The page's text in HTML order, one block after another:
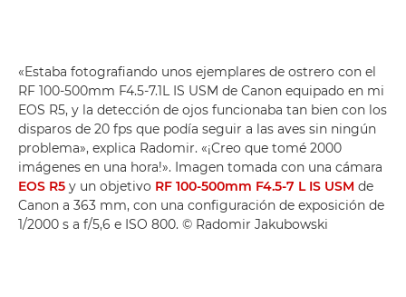
«Estaba fotografiando unos ejemplares de ostrero con el
RF 100-500mm F4.5-7.1L IS USM de Canon equipado en mi
EOS R5, y la detección de ojos funcionaba tan bien con los
disparos de 20 fps que podía seguir a las aves sin ningún
problema», explica Radomir. «¡Creo que tomé 2000
imágenes en una hora!». Imagen tomada con una cámara
EOS R5 y un objetivo RF 100-500mm F4.5-7 L IS USM de
Canon a 363 mm, con una configuración de exposición de
1/2000 s a f/5,6 e ISO 800. © Radomir Jakubowski